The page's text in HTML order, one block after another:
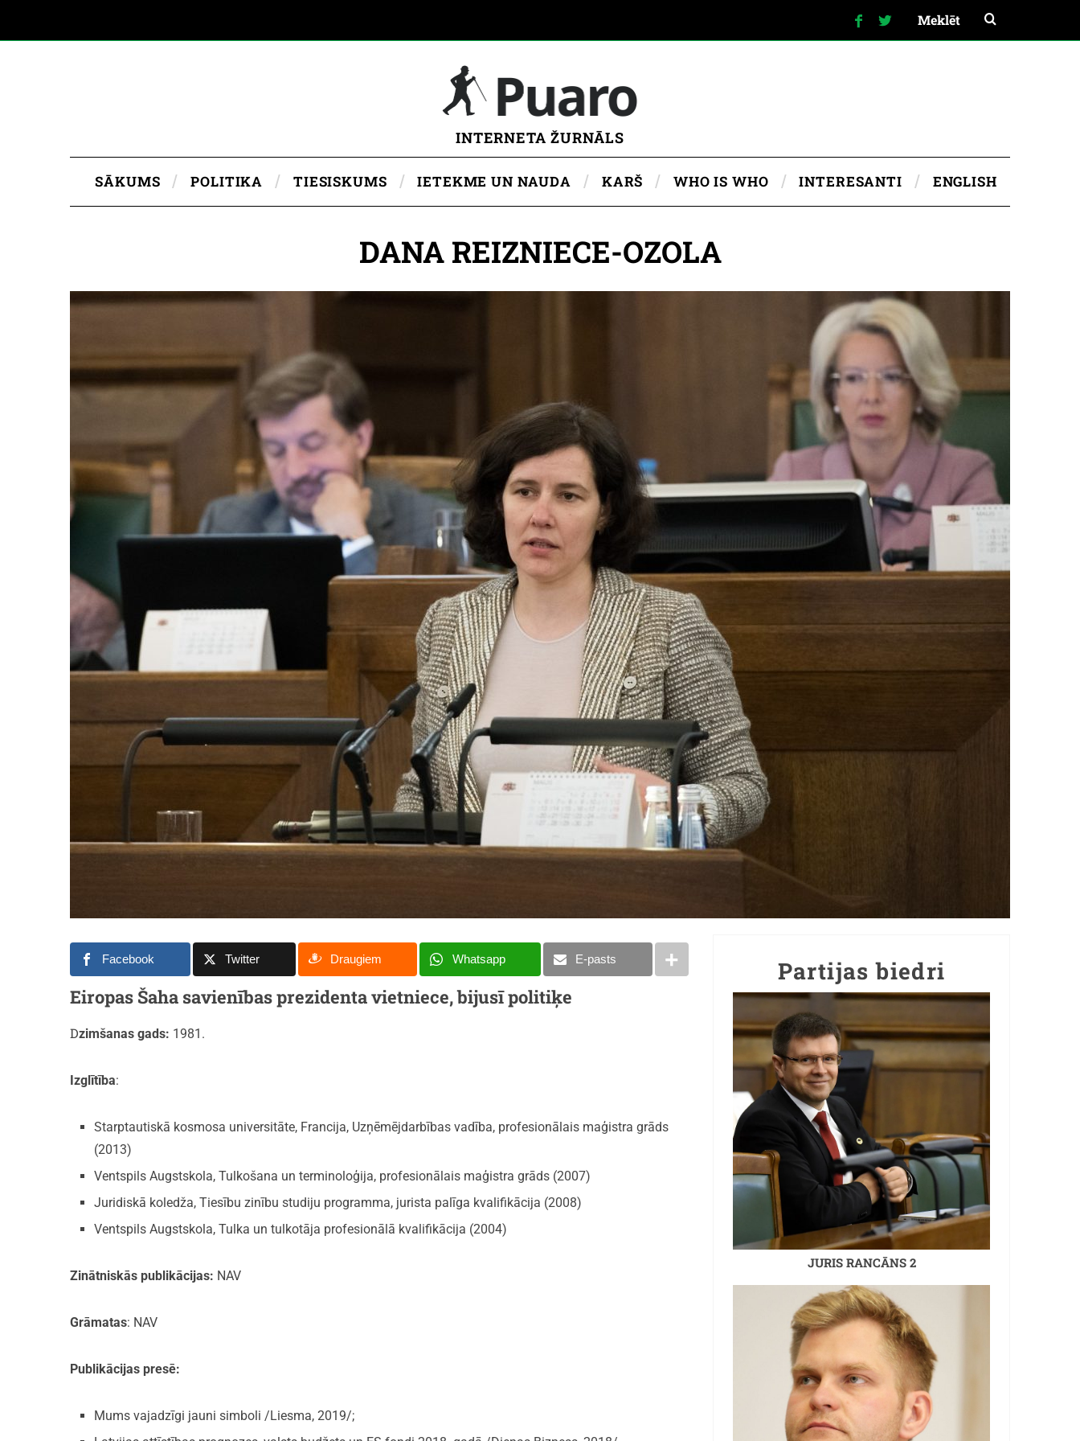
INTERNETA ŽURNĀLS
SĀKUMS POLITIKA TIESISKUMS IETEKME UN NAUDA KARŠ WHO IS WHO INTERESANTI ENGLISH
DANA REIZNIECE-OZOLA
Facebook Twitter Draugiem Whatsapp E-pasts
Eiropas Šaha savienības prezidenta vietniece, bijusī politiķe
Dzimšanas gads: 1981.
Izglītība:
Starptautiskā kosmosa universitāte, Francija, Uzņēmējdarbības vadība, profesionālais maģistra grāds
(2013)
Ventspils Augstskola, Tulkošana un terminoloģija, profesionālais maģistra grāds (2007)
Juridiskā koledža, Tiesību zinību studiju programma, jurista palīga kvalifikācija (2008)
Ventspils Augstskola, Tulka un tulkotāja profesionālā kvalifikācija (2004)
Zinātniskās publikācijas: NAV
Grāmatas: NAV
Publikācijas presē:
Mums vajadzīgi jauni simboli /Liesma, 2019/;
Partijas biedri
JURIS RANCĀNS 2